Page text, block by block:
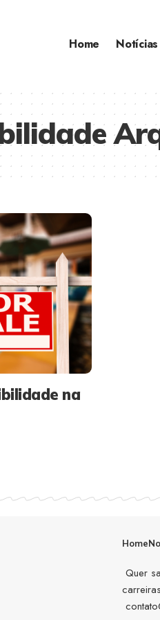
Home Notícias
na
Home
Quer